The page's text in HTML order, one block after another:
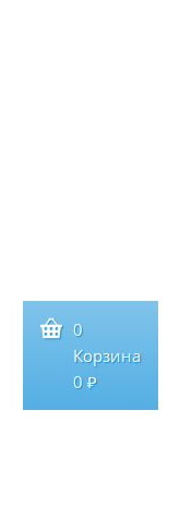
0
Корзина
0 ₽